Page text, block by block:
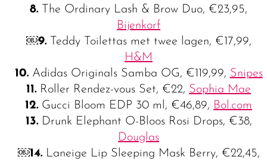
8. The Ordinary Lash & Brow Duo, €23,95,
Bijenkorf
￼9.Teddy Toilettas met twee lagen, €17,99,
H&M
10.Adidas Originals Samba OG, €119,99, Snipes
11. Roller Rendez-vous Set, €22, Sophia Mae
12. Gucci Bloom EDP 30 ml, €46,89, Bol.com
13.Drunk Elephant O-Bloos Rosi Drops, €38,
Douglas
￼14.Laneige Lip Sleeping Mask Berry, €22,45,